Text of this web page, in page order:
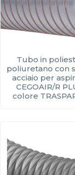
Tubo in
poliuretano con
acciaio per
CEGOAIR/R
colore